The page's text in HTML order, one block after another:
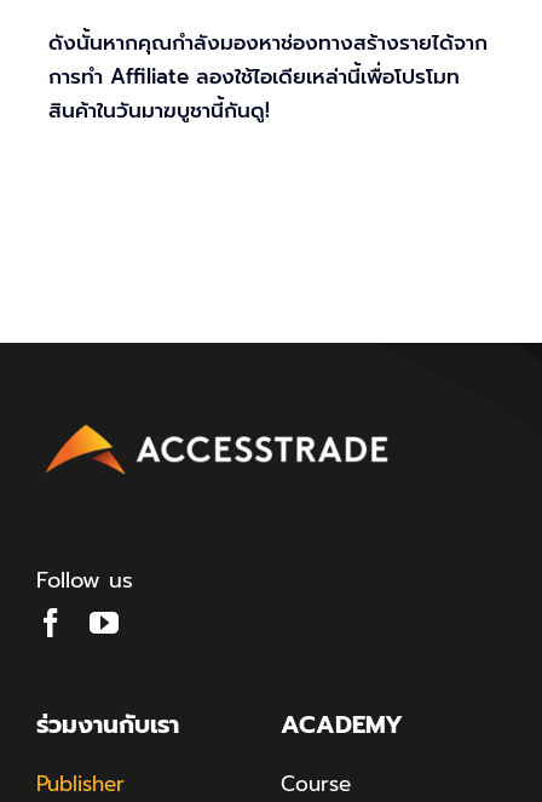
ดังนั้นหากคุณกำลังมองหาช่องทางสร้างรายได้จาก
การทำ Affiliate ลองใช้ไอเดียเหล่านี้เพื่อโปรโมท
สินค้าในวันมาฆบูชานี้กันดู!
Follow us
ร่วมงานกับเรา
Publisher
ACADEMY
Course